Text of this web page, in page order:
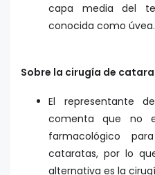
capa media del
conocida como úvea.
Sobre la cirugía de
El representante
comenta que no
farmacológico
cataratas, por lo
alternativa es la